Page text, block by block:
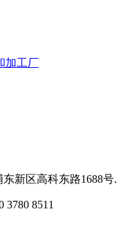
加工厂
东新区高科东路1688号.
3780 8511